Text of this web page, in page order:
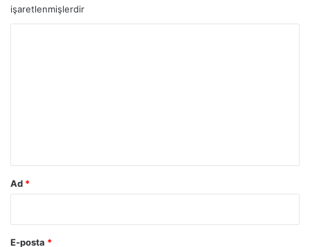
işaretlenmişlerdir
Ad *
E-posta *